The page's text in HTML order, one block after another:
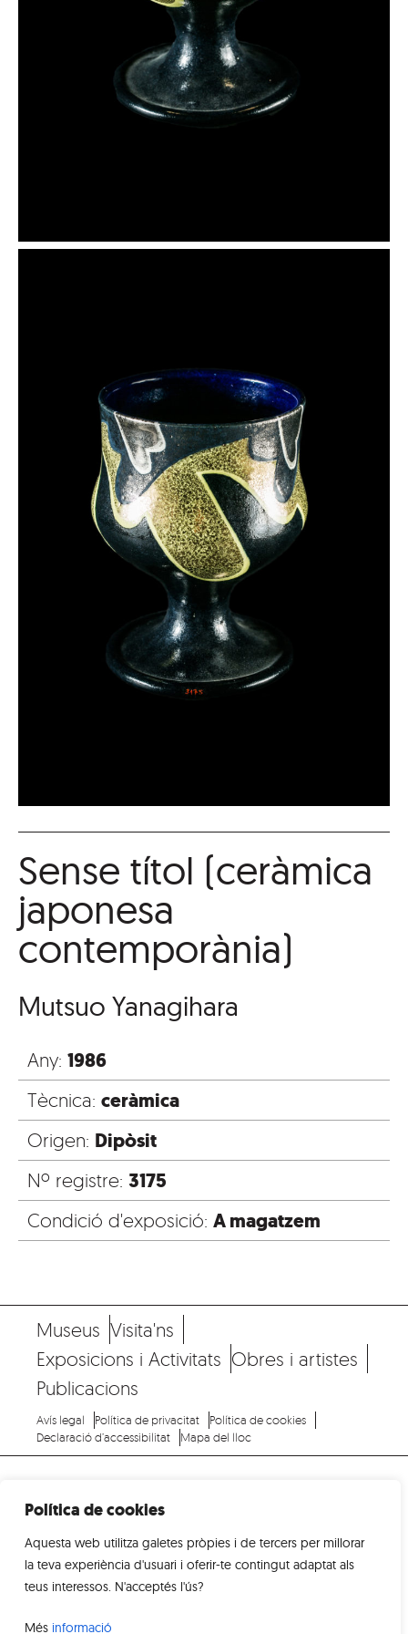
Política de cookies
Aquesta web utilitza galetes pròpies i de tercers per millorar
la teva experiència d'usuari i oferir-te contingut adaptat als
teus interessos. N'acceptés l'ús?
Més informació
Sense títol (ceràmica
japonesa
contemporània)
Mutsuo Yanagihara
Any: 1986
Tècnica: ceràmica
Origen: Dipòsit
Nº registre: 3175
Condició d'exposició: A magatzem
Museus Visita'ns
Exposicions i Activitats Obres i artistes
Publicacions
Avís legal Política de privacitat
Política de cookies
Declaració d’accessibilitat
Mapa del lloc
museus.olot.cat
museusdolot@olot.cat